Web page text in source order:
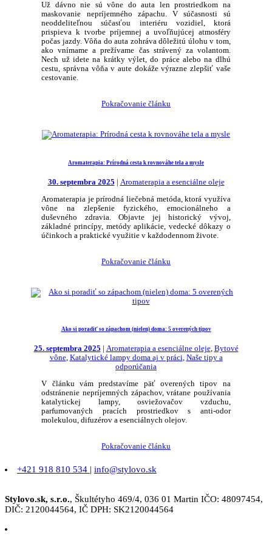
Už dávno nie sú vône do auta len prostriedkom na
maskovanie nepríjemného zápachu. V súčasnosti sú
neoddeliteľnou súčasťou interiéru vozidiel, ktorá
prispieva k tvorbe príjemnej a uvoľňujúcej atmosféry
počas jazdy. Vôňa do auta zohráva dôležitú úlohu v tom,
ako vnímame a prežívame čas strávený za volantom.
Nech už idete na krátky výlet, do práce alebo na dlhú
cestu, správna vôňa v aute dokáže výrazne zlepšiť vaše
cestovanie.
Pokračovanie článku
Aromaterapia: Prírodná cesta k rovnováhe tela a mysle
30. septembra 2025
Aromaterapia a esenciálne oleje
Aromaterapia je prírodná liečebná metóda, ktorá využíva
vône na zlepšenie fyzického, emocionálneho a
duševného zdravia. Objavte jej historický vývoj,
základné princípy, metódy aplikácie, vedecké dôkazy o
účinkoch a praktické využitie v každodennom živote.
Pokračovanie článku
Ako si poradiť so zápachom (nielen) doma: 5 overených tipov
25. septembra 2025 Aromaterapia a esenciálne oleje, Bytové
vône, Katalytické lampy doma aj v práci, Naše tipy a
odporúčania
V článku vám predstavíme päť overených tipov na
odstránenie nepríjemných zápachov, vrátane používania
katalytickej lampy, osviežovačov vzduchu,
parfumovaných pracích prostriedkov s anti-odor
molekulou, difuzérov a esenciálnych olejov.
Pokračovanie článku
+421 918 810 534 | info@stylovo.sk
Stylovo.sk, s.r.o., Škultétyho 469/4, 036 01 Martin IČO: 48097454,
DIČ: 2120044564, IČ DPH: SK2120044564